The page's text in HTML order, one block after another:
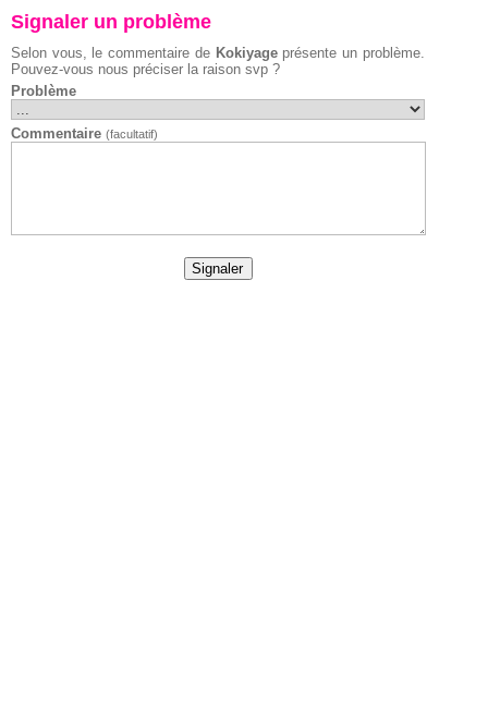
Signaler un problème
Selon vous, le commentaire de Kokiyageprésente un problème.
Pouvez-vous nous préciser la raison svp ?
Problème
Commentaire (facultatif)